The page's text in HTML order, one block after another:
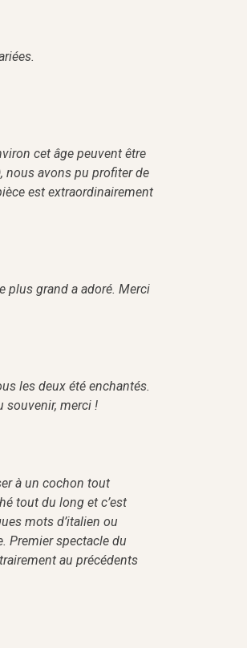
cet âge peuvent être
nous avons pu profiter de
est extraordinairement
plus grand a adoré. Merci
les deux été enchantés.
souvenir, merci !
à un cochon tout
tout du long et c’est
mots d’italien ou
Premier spectacle du
au précédents